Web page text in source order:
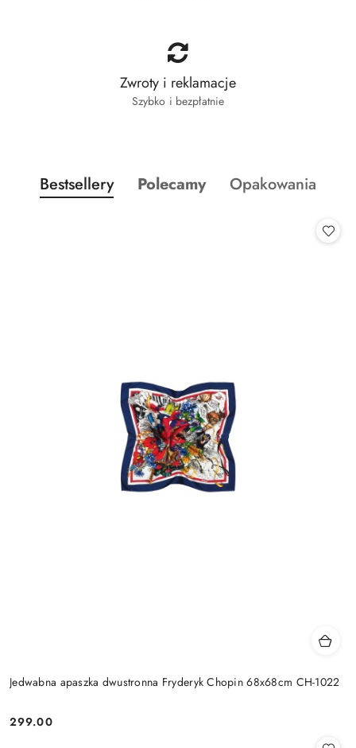
Zwroty i reklamacje
Szybko i bezpłatnie
Pomiń karuzelę produktów
Produkty o statusie:
Bestsellery Produkty o statusie:
Polecamy Produkty o
Opakowania
Jedwabna apaszka dwustronna Fryderyk Chopin 68x68cm CH-1022
Cena:
299.00